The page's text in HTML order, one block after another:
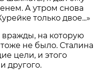
А утром снова
только двое...»
на которую
не было. Сталина
цели, и этого
другого.